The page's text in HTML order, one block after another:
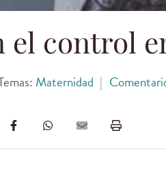
el control
Maternidad |